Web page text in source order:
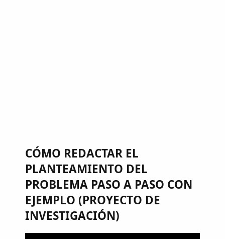
CÓMO REDACTAR EL
PLANTEAMIENTO DEL
PROBLEMA PASO A PASO CON
EJEMPLO (PROYECTO DE
INVESTIGACIÓN)